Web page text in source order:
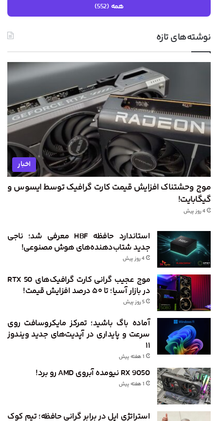
همه (552)
نوشته‌های تازه
اخبار
موج وحشتناک افزایش قیمت کارت گرافیک توسط ایسوس و
گیگابایت!
4 روز پیش
استاندارد حافظه HBF معرفی شد؛ ناجی
جدید شتاب‌دهنده‌های هوش مصنوعی!
4 روز پیش
موج عجیب گرانی کارت گرافیک‌های RTX 50
در بازار آسیا؛ تا ۵۰ درصد افزایش قیمت!
5 روز پیش
آماده باگ باشید؛ تمرکز مایکروسافت روی
سرعت و پایداری در آپدیت‌های جدید ویندوز
۱۱
1 هفته پیش
RX 9050 نیومده آبروی AMD رو برد!
1 هفته پیش
استراتژی اپل در برابر گرانی حافظه؛ تیم کوک